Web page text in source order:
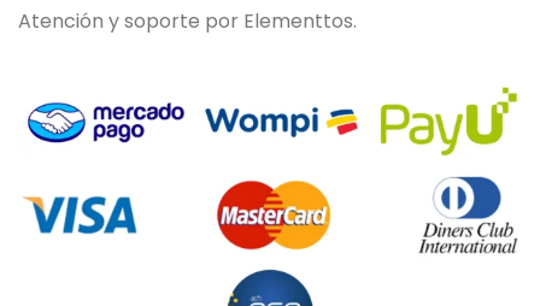
Atención y soporte por Elementtos.